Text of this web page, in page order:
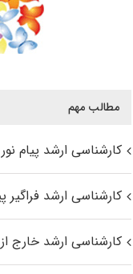
مطالب مهم
کارشناسی ارشد پیام نور
کارشناسی ارشد فراگیر
کارشناسی ارشد خارج